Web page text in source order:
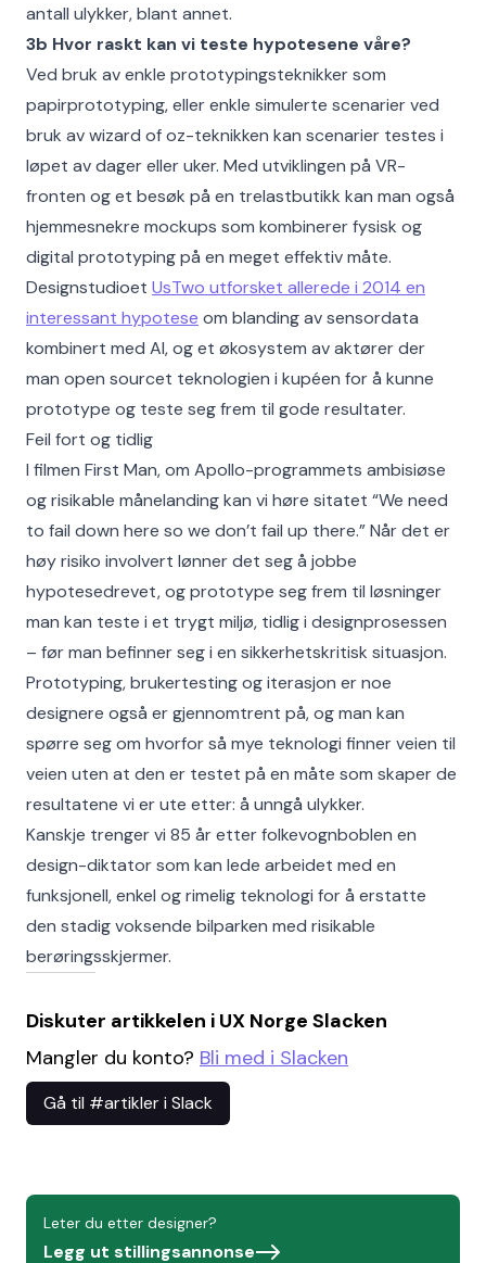
antall ulykker, blant annet.
3b Hvor raskt kan vi teste hypotesene våre?
Ved bruk av enkle prototypingsteknikker som
papirprototyping, eller enkle simulerte scenarier ved
bruk av wizard of oz-teknikken kan scenarier testes i
løpet av dager eller uker. Med utviklingen på VR-
fronten og et besøk på en trelastbutikk kan man også
hjemmesnekre mockups som kombinerer fysisk og
digital prototyping på en meget effektiv måte.
Designstudioet UsTwo utforsket allerede i 2014 en
interessant hypotese om blanding av sensordata
kombinert med AI, og et økosystem av aktører der
man open sourcet teknologien i kupéen for å kunne
prototype og teste seg frem til gode resultater.
Feil fort og tidlig
I filmen First Man, om Apollo-programmets ambisiøse
og risikable månelanding kan vi høre sitatet “We need
to fail down here so we don’t fail up there.” Når det er
høy risiko involvert lønner det seg å jobbe
hypotesedrevet, og prototype seg frem til løsninger
man kan teste i et trygt miljø, tidlig i designprosessen
– før man befinner seg i en sikkerhetskritisk situasjon.
Prototyping, brukertesting og iterasjon er noe
designere også er gjennomtrent på, og man kan
spørre seg om hvorfor så mye teknologi finner veien til
veien uten at den er testet på en måte som skaper de
resultatene vi er ute etter: å unngå ulykker.
Kanskje trenger vi 85 år etter folkevognboblen en
design-diktator som kan lede arbeidet med en
funksjonell, enkel og rimelig teknologi for å erstatte
den stadig voksende bilparken med risikable
berøringsskjermer.
Diskuter artikkelen i UX Norge Slacken
Mangler du konto? Bli med i Slacken
Gå til #artikler i Slack
Leter du etter designer?
Legg ut stillingsannonse